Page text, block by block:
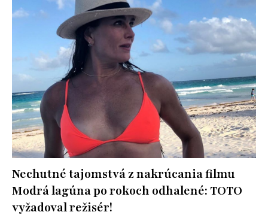
Nechutné tajomstvá z nakrúcania filmu
Modrá lagúna po rokoch odhalené: TOTO
vyžadoval režisér!